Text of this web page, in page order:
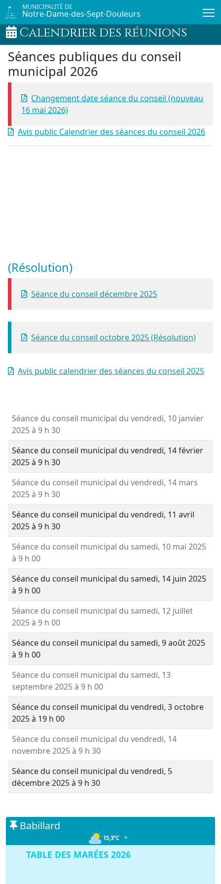
Passer au contenu principal
MUNICIPALITÉ DE
Notre-Dame-des-Sept-Douleurs
Calendrier des réunions
Séances publiques du conseil
municipal 2026
Changement date séance du conseil (nouveau
16 mai 2026)
Avis public Calendrier des séances du conseil 2026
(Résolution)
Séance du conseil décembre 2025
Séance du conseil octobre 2025 (Résolution)
Avis public calendrier des séances du conseil 2025
Séance du conseil municipal du vendredi, 10 janvier
2025à 9 h 30
Séance du conseil municipal du vendredi, 14 février
2025à 9 h 30
Séance du conseil municipal du vendredi, 14 mars
2025à 9 h 30
Séance du conseil municipal du vendredi, 11 avril
2025à 9 h 30
Séance du conseil municipal du samedi, 10 mai 2025
à 9 h 00
Séance du conseil municipal du samedi, 14 juin 2025
à 9 h 00
Séance du conseil municipal du samedi, 12 juillet
2025à 9 h 00
Séance du conseil municipal du samedi, 9 août 2025
à 9 h 00
Séance du conseil municipal du samedi, 13
septembre 2025à 9 h 00
Séance du conseil municipal du vendredi, 3 octobre
2025à 19 h 00
Séance du conseil municipal du vendredi, 14
novembre 2025à 9 h 30
Séance du conseil municipal du vendredi, 5
décembre 2025à 9 h 30
Babillard
15,3°C +
TABLE DES MARÉES 2026